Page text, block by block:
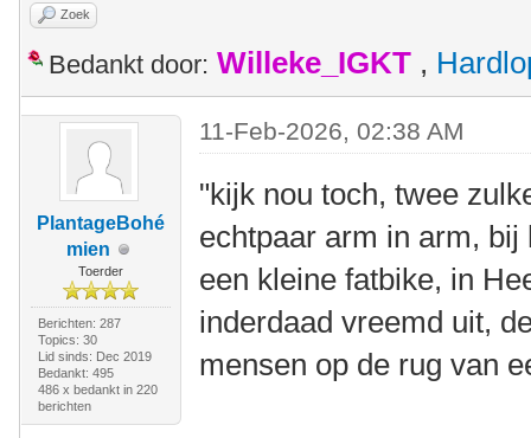
Zoek
Bedankt door: Willeke_IGKT ,
PlantageBohé
mien
Toerder
Berichten: 287
Topics: 30
Lid sinds: Dec 2019
Bedankt: 495
486 x bedankt in 220
berichten
11-Feb-2026, 02:38 AM
"kijk nou toch, twee
echtpaar arm in arm,
een kleine fatbike, in
inderdaad vreemd uit,
mensen op de rug van